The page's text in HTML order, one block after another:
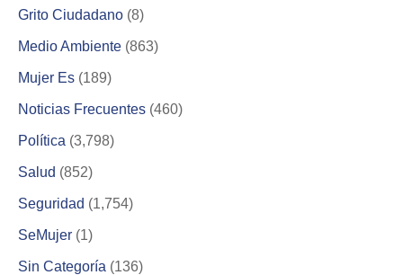
Grito Ciudadano (8)
Medio Ambiente (863)
Mujer Es (189)
Noticias Frecuentes (460)
Política (3,798)
Salud (852)
Seguridad (1,754)
SeMujer (1)
Sin Categoría (136)